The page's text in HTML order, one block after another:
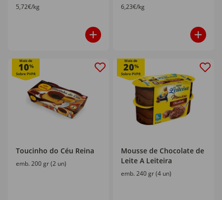
5,72€/kg 6,23€/kg
Mais de
10%
Toucinho do Céu Reina
emb. 200 gr (2 un)
Mais de
20%
Mousse de Chocolate de
Leite A Leiteira
emb. 240 gr (4 un)